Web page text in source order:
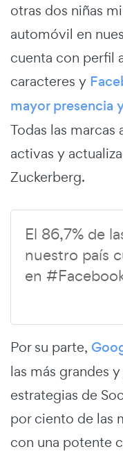
otras dos niñas
automóvil en
cuenta con perfil
caracteres y
mayor presencia
Todas las marcas
activas y
Zuckerberg.
El 86,7% de
nuestro país
en
Por su parte,
las más grandes
estrategias de
por ciento de las
con una potente